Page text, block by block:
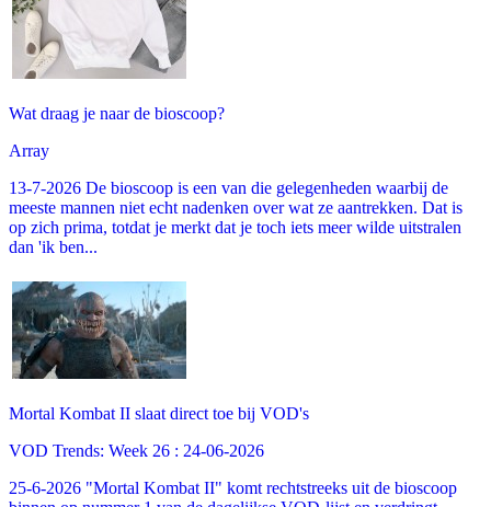
Wat draag je naar de bioscoop?
Array
13-7-2026 De bioscoop is een van die gelegenheden waarbij de
meeste mannen niet echt nadenken over wat ze aantrekken. Dat is
op zich prima, totdat je merkt dat je toch iets meer wilde uitstralen
dan 'ik ben...
Mortal Kombat II slaat direct toe bij VOD's
VOD Trends: Week 26 : 24-06-2026
25-6-2026 "Mortal Kombat II" komt rechtstreeks uit de bioscoop